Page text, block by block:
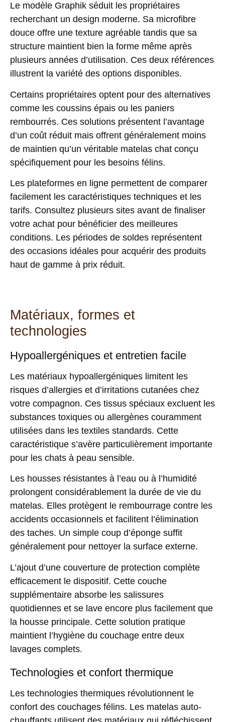
Le modèle Graphik séduit les propriétaires
recherchant un design moderne. Sa microfibre
douce offre une texture agréable tandis que sa
structure maintient bien la forme même après
plusieurs années d’utilisation. Ces deux références
illustrent la variété des options disponibles.
Certains propriétaires optent pour des alternatives
comme les coussins épais ou les paniers
rembourrés. Ces solutions présentent l’avantage
d’un coût réduit mais offrent généralement moins
de maintien qu’un véritable matelas chat conçu
spécifiquement pour les besoins félins.
Les plateformes en ligne permettent de comparer
facilement les caractéristiques techniques et les
tarifs. Consultez plusieurs sites avant de finaliser
votre achat pour bénéficier des meilleures
conditions. Les périodes de soldes représentent
des occasions idéales pour acquérir des produits
haut de gamme à prix réduit.
Matériaux, formes et
technologies
Hypoallergéniques et entretien facile
Les matériaux hypoallergéniques limitent les
risques d’allergies et d’irritations cutanées chez
votre compagnon. Ces tissus spéciaux excluent les
substances toxiques ou allergènes couramment
utilisées dans les textiles standards. Cette
caractéristique s’avère particulièrement importante
pour les chats à peau sensible.
Les housses résistantes à l’eau ou à l’humidité
prolongent considérablement la durée de vie du
matelas. Elles protègent le rembourrage contre les
accidents occasionnels et facilitent l’élimination
des taches. Un simple coup d’éponge suffit
généralement pour nettoyer la surface externe.
L’ajout d’une couverture de protection complète
efficacement le dispositif. Cette couche
supplémentaire absorbe les salissures
quotidiennes et se lave encore plus facilement que
la housse principale. Cette solution pratique
maintient l’hygiène du couchage entre deux
lavages complets.
Technologies et confort thermique
Les technologies thermiques révolutionnent le
confort des couchages félins. Les matelas auto-